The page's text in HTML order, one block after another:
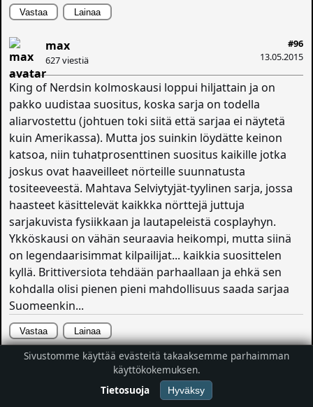
Vastaa Lainaa
#96
13.05.2015
max
627 viestiä
King of Nerdsin kolmoskausi loppui hiljattain ja on
pakko uudistaa suositus, koska sarja on todella
aliarvostettu (johtuen toki siitä että sarjaa ei näytetä
kuin Amerikassa). Mutta jos suinkin löydätte keinon
katsoa, niin tuhatprosenttinen suositus kaikille jotka
joskus ovat haaveilleet nörteille suunnatusta
tositeeveestä. Mahtava Selviytyjät-tyylinen sarja, jossa
haasteet käsittelevät kaikkka nörttejä juttuja
sarjakuvista fysiikkaan ja lautapeleistä cosplayhyn.
Ykköskausi on vähän seuraavia heikompi, mutta siinä
on legendaarisimmat kilpailijat... kaikkia suosittelen
kyllä. Brittiversiota tehdään parhaallaan ja ehkä sen
kohdalla olisi pienen pieni mahdollisuus saada sarjaa
Suomeenkin...
Vastaa Lainaa
#97
Skie
Sivustomme käyttää evästeitä takaaksemme parhaimman
käyttökokemuksen.
Tietosuoja
Hyväksy